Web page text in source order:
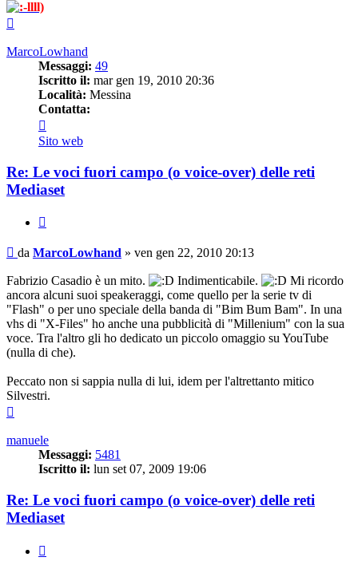
MarcoLowhand
Messaggi: 49
Iscritto il: mar gen 19, 2010 20:36
Località: Messina
Contatta:
MarcoLowhand
Sito web
Re: Le voci fuori campo (o voice-over) delle reti
Mediaset
Messaggio
da MarcoLowhand » ven gen 22, 2010 20:13
Fabrizio Casadio è un mito. Indimenticabile.
Mi ricordo
ancora alcuni suoi speakeraggi, come quello per la serie tv di
"Flash" o per uno speciale della banda di "Bim Bum Bam". In una
vhs di "X-Files" ho anche una pubblicità di "Millenium" con la sua
voce. Tra l'altro gli ho dedicato un piccolo omaggio su YouTube
(nulla di che).
Peccato non si sappia nulla di lui, idem per l'altrettanto mitico
Silvestri.
manuele
Messaggi: 5481
Iscritto il: lun set 07, 2009 19:06
Re: Le voci fuori campo (o voice-over) delle reti
Mediaset